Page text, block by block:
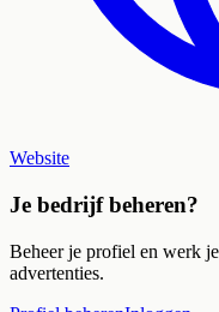
Website
Je bedrijf beheren?
Beheer je profiel en werk
advertenties.